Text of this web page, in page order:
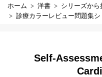
ホーム
洋書 シリーズから
診療カラーレビュー問題集シ
Self-